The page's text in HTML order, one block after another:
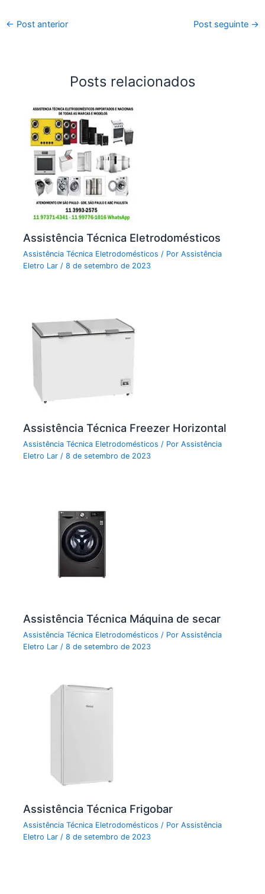
← Post anterior Post seguinte →
Posts relacionados
Assistência Técnica Eletrodomésticos
Assistência Técnica Eletrodomésticos / PorAssistência
Eletro Lar/8 de setembro de 2023
Assistência Técnica Freezer Horizontal
Assistência Técnica Eletrodomésticos / PorAssistência
Eletro Lar/8 de setembro de 2023
Assistência Técnica Máquina de secar
Assistência Técnica Eletrodomésticos / PorAssistência
Eletro Lar /8 de setembro de 2023
Assistência Técnica Frigobar
Assistência Técnica Eletrodomésticos / PorAssistência
Eletro Lar /8 de setembro de 2023